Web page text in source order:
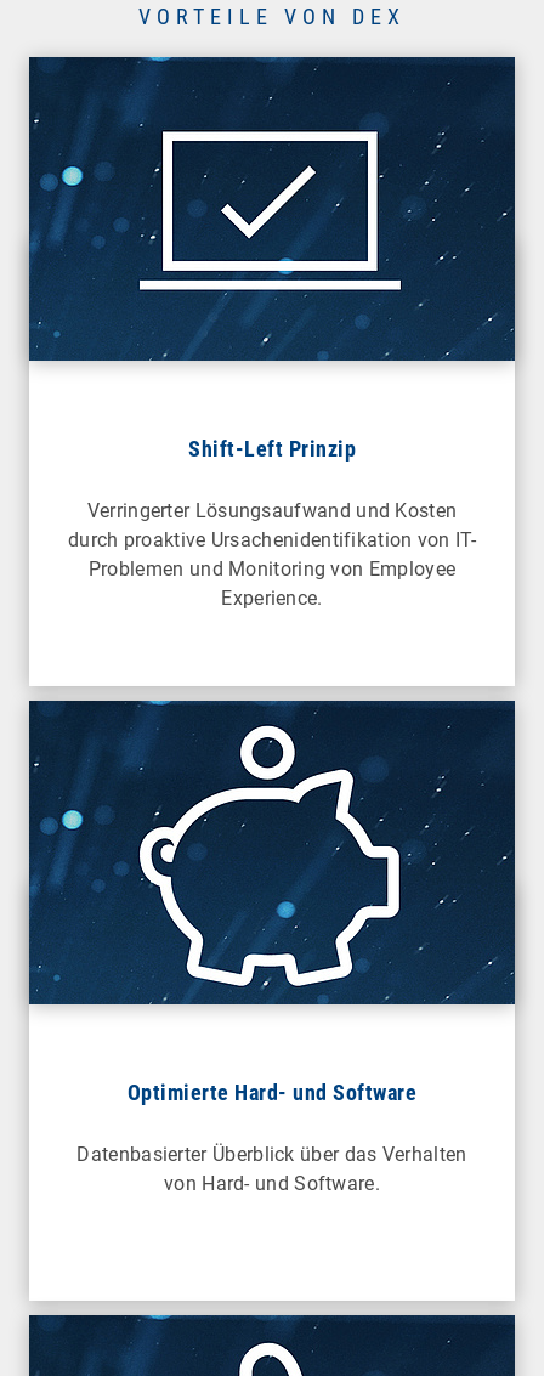
VORTEILE VON DEX
Shift-Left Prinzip
Verringerter Lösungsaufwand und Kosten
durch proaktive Ursachenidentifikation von IT-
Problemen und Monitoring von Employee
Experience.
Optimierte Hard- und Software
Datenbasierter Überblick über das Verhalten
von Hard- und Software.